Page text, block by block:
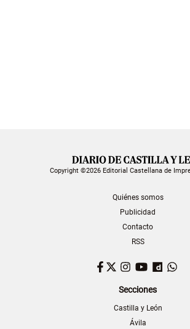
Copyright ©2026 Editorial Castellana de
Quiénes somos
Publicidad
Contacto
RSS
Facebook
TwitterInstagram
YouTube
Secciones
Castilla y León
Ávila